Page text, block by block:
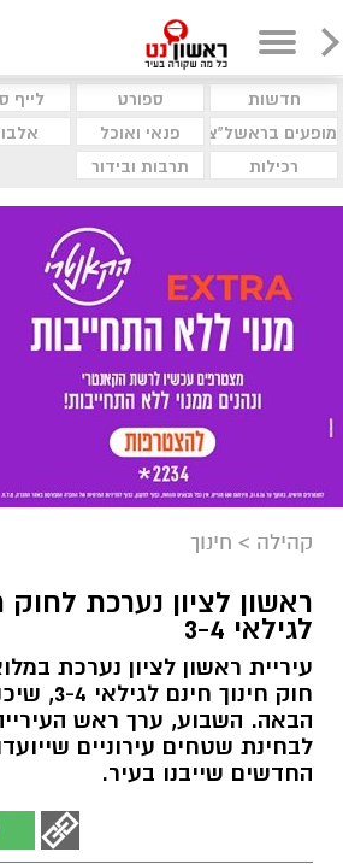
חדשות ספורט לייף
מופעים בראשל"צ
פנאי ואוכל
רכילות
תרבות ובידור
קהילה > חינוך
ראשון לציון נערכת לחוק
לגילאי 3-4
עיריית ראשון לציון נערכת
חוק חינוך
הבאה. השבוע, ערך ראש
לבחינת שטחים עירוניים
החדשים שייבנו בעיר.